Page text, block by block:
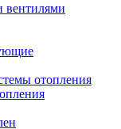
вентилями
отопления